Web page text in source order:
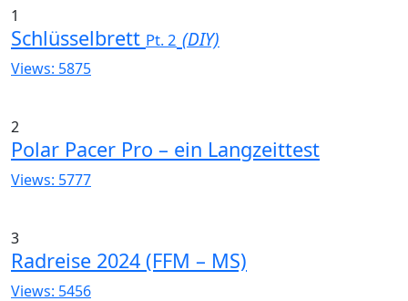
1
Schlüsselbrett Pt. 2 (DIY)
Views: 5875
2
Polar Pacer Pro – ein Langzeittest
Views: 5777
3
Radreise 2024 (FFM – MS)
Views: 5456